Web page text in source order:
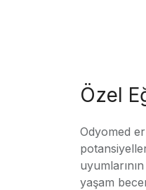
Özel
Odyomed
yaşam